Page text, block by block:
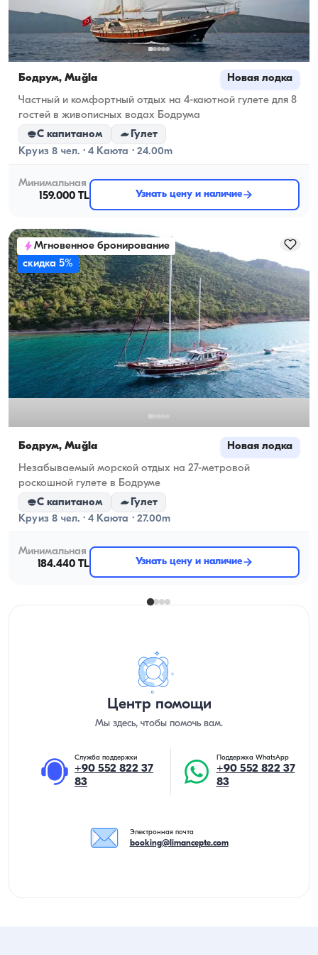
Бодрум, Muğla Новая лодка
Частный и комфортный отдых на 4-каютной гулете для 8
гостей в живописных водах Бодрума
С капитаном
Гулет
Круиз 8 чел. · 4 Каюта · 24.00m
Минимальная
159.000 TL
Узнать цену и наличие
Мгновенное бронирование
скидка 5%
Бодрум, Muğla Новая лодка
Незабываемый морской отдых на 27-метровой
роскошной гулете в Бодруме
С капитаном
Гулет
Круиз 8 чел. · 4 Каюта · 27.00m
Минимальная
184.440 TL
Узнать цену и наличие
Центр помощи
Мы здесь, чтобы помочь вам.
Служба поддержки
+90 552 822 37
83
Поддержка WhatsApp
+90 552 822 37
83
Электронная почта
booking@limancepte.com